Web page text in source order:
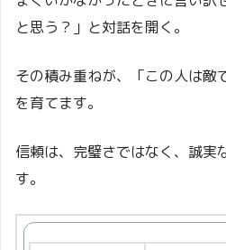
と思う？」と対話を開く。
その積み重ねが、「この人は敵
を育てます。
信頼は、完璧さではなく、誠実
す。